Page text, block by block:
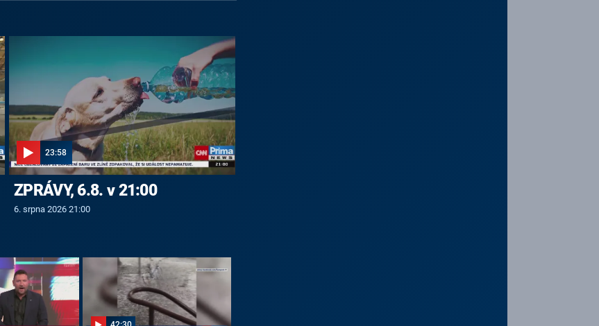
23:58
ZPRÁVY, 6.8. v 21:00
6. srpna 2026 21:00